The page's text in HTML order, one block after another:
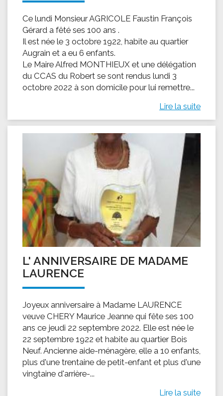
Ce lundi Monsieur AGRICOLE Faustin François
Gérard a fêté ses 100 ans .
Il est née le 3 octobre 1922, habite au quartier
Augrain et a eu 6 enfants.
Le Maire Alfred MONTHIEUX et une délégation
du CCAS du Robert se sont rendus lundi 3
octobre 2022 à son domicile pour lui remettre...
Lire la suite
L' ANNIVERSAIRE DE MADAME
LAURENCE
Joyeux anniversaire à Madame LAURENCE
veuve CHERY Maurice Jeanne qui fête ses 100
ans ce jeudi 22 septembre 2022. Elle est née le
22 septembre 1922 et habite au quartier Bois
Neuf. Ancienne aide-ménagère, elle a 10 enfants,
plus d'une trentaine de petit-enfant et plus d'une
vingtaine d'arrière-...
Lire la suite